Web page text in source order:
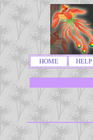
HOME HELP